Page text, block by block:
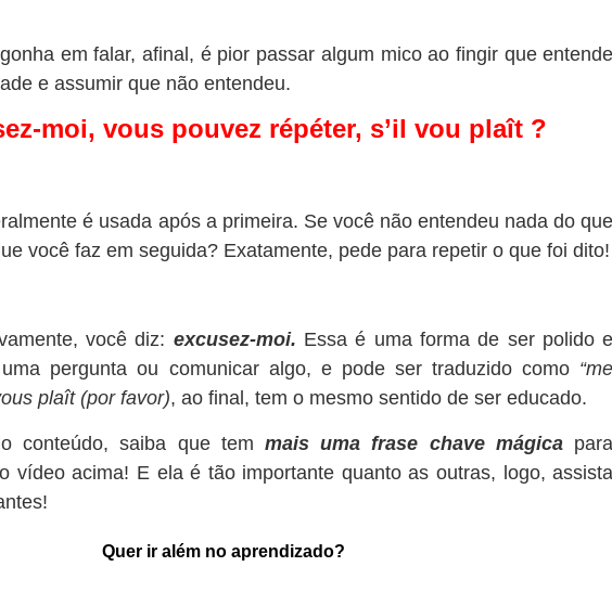
em falar, afinal, é pior passar algum mico ao fingir que entende
e assumir que não entendeu.
moi, vous pouvez répéter, s’il vou plaît ?
é usada após a primeira. Se você não entendeu nada do que
você faz em seguida? Exatamente, pede para repetir o que foi dito!
você diz: excusez-moi. Essa é uma forma de ser polido e
pergunta ou comunicar algo, e pode ser traduzido como “me
plaît (por favor), ao final, tem o mesmo sentido de ser educado.
conteúdo, saiba que tem mais uma frase chave mágicapara
vídeo acima! E ela é tão importante quanto as outras, logo, assista
Quer ir além no aprendizado?